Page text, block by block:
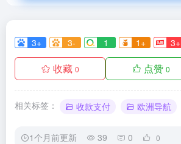
3+ 3- 1 1+ 3+
收藏 0 点赞 0
相关标签： 收款支付 欧洲导航
1个月前更新 39 0 0